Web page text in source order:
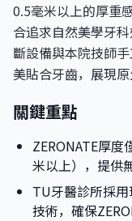
0.5毫米以上的厚重
合追求自然美學牙
斷設備與本院技師
美貼合牙齒，展現
關鍵重點
ZERONATE厚
米以上），提供
TU牙醫診所採
技術，確保